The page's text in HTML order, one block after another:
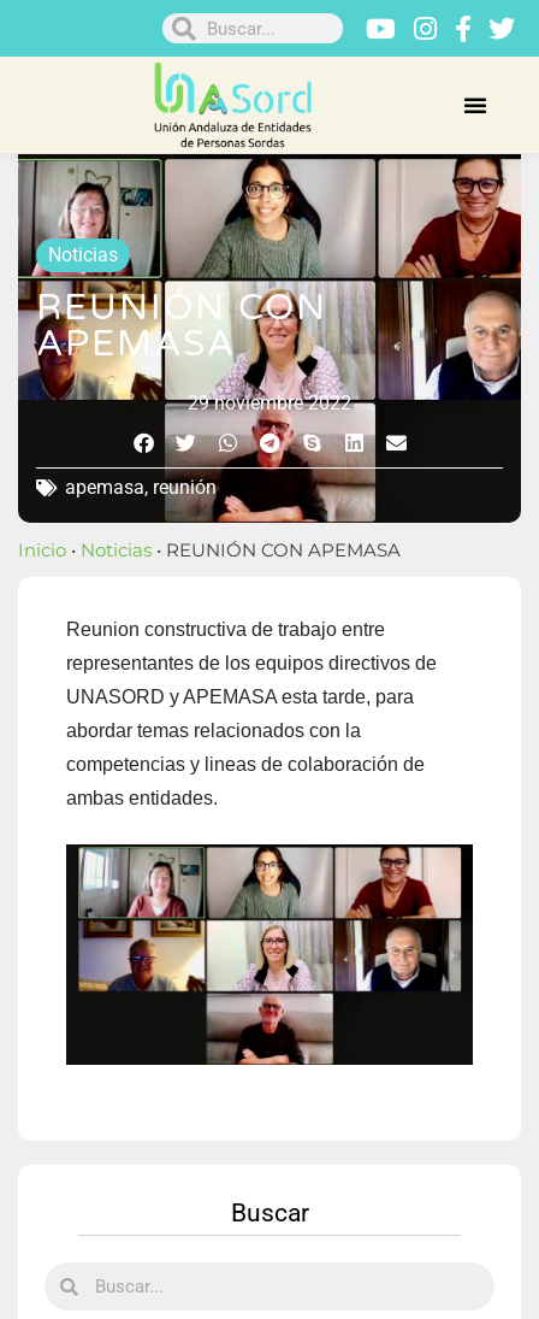
Noticias
REUNIÓN CON
APEMASA
29 noviembre 2022
apemasa, reunión
Inicio • Noticias • REUNIÓN CON APEMASA
Reunion constructiva de trabajo entre
representantes de los equipos directivos de
UNASORD y APEMASA esta tarde, para
abordar temas relacionados con la
competencias y lineas de colaboración de
ambas entidades.
Buscar